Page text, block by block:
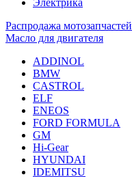
Электрика
Распродажа мотозапчастей
Масло для двигателя
ADDINOL
BMW
CASTROL
ELF
ENEOS
FORD FORMULA
GM
Hi-Gear
HYUNDAI
IDEMITSU